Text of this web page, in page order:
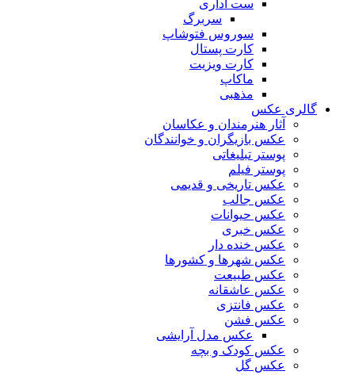
ست اداری
سربرگ
سوروس فتوشاپ
کارت پستال
کارت ویزیت
ماکاپ
مذهبی
گالری عکس
آثار هنرمندان و عکاسان
عکس بازیگران و خوانندگان
پوستر تبلیغاتی
پوستر فیلم
عکس تاریخی و قدیمی
عکس جالب
عکس حیوانات
عکس خبری
عکس خنده دار
عکس شهرها و کشورها
عکس طبیعت
عکس عاشقانه
عکس فانتزی
عکس فشن
عکس مدل آرایشی
عکس کودک و بچه
عکس گل